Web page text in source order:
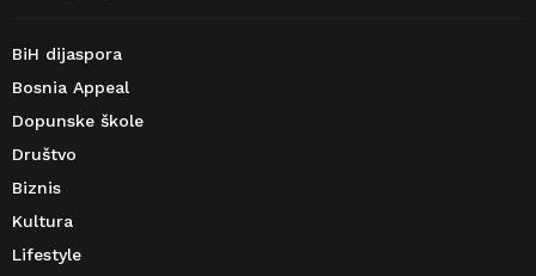
BiH dijaspora
Bosnia Appeal
Dopunske škole
Društvo
Biznis
Kultura
Lifestyle